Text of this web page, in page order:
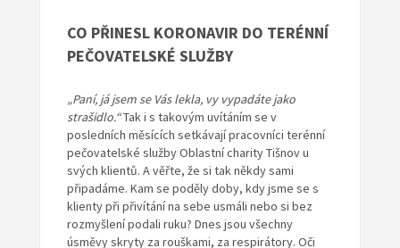
CO PŘINESL KORONAVIR DO TERÉNNÍ
PEČOVATELSKÉ SLUŽBY
„Paní, já jsem se Vás lekla, vy vypadáte jako
strašidlo.“Tak i s takovým uvítáním se v
posledních měsících setkávají pracovníci terénní
pečovatelské služby Oblastní charity Tišnov u
svých klientů. A věřte, že si tak někdy sami
připadáme. Kam se poděly doby, kdy jsme se s
klienty při přivítání na sebe usmáli nebo si bez
rozmyšlení podali ruku? Dnes jsou všechny
úsměvy skryty za rouškami, za respirátory. Oči